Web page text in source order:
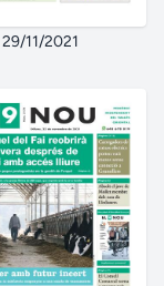
29/11/2021